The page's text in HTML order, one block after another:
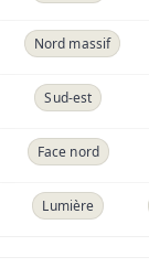
Nord massif
Sud-est
Face nord
Lumière